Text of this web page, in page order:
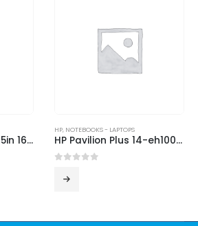
HP 250G9 i7-1255U 15in 16GB 512GB SSD FreeDos
HP, NOTEBOOKS - LAPTOPS
HP Pavilion Plus 14-eh1002la 14in I5-1340P 16GB 512GB Win